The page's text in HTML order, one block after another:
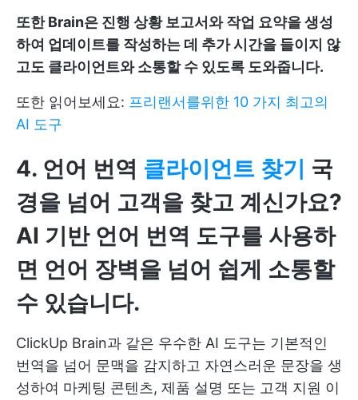
또한 Brain은 진행 상황 보고서와 작업 요약을 생성
하여 업데이트를 작성하는 데 추가 시간을 들이지 않
고도 클라이언트와 소통할 수 있도록 도와줍니다.
또한 읽어보세요: 프리랜서를위한 10 가지 최고의
AI 도구
4. 언어 번역 클라이언트 찾기 국
경을 넘어 고객을 찾고 계신가요?
AI 기반 언어 번역 도구를 사용하
면 언어 장벽을 넘어 쉽게 소통할
수 있습니다.
ClickUp Brain과 같은 우수한 AI 도구는 기본적인
번역을 넘어 문맥을 감지하고 자연스러운 문장을 생
성하여 마케팅 콘텐츠, 제품 설명 또는 고객 지원 이